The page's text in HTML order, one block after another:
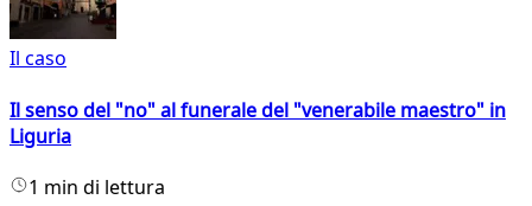
Il caso
Il senso del "no" al funerale del "venerabile maestro" in
Liguria
1 min di lettura